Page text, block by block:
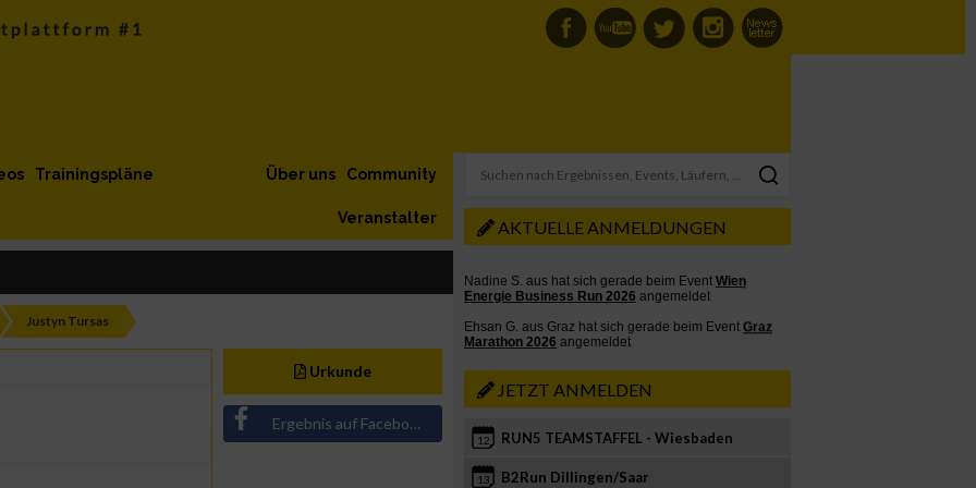
Trainingspläne Community
Über uns
Veranstalter
Justyn Tursas
Urkunde
Ergebnis auf Facebook teilen
AKTUELLE ANMELDUNGEN
JETZT ANMELDEN
12 RUN5 TEAMSTAFFEL - Wiesbaden
13 B2Run Dillingen/Saar